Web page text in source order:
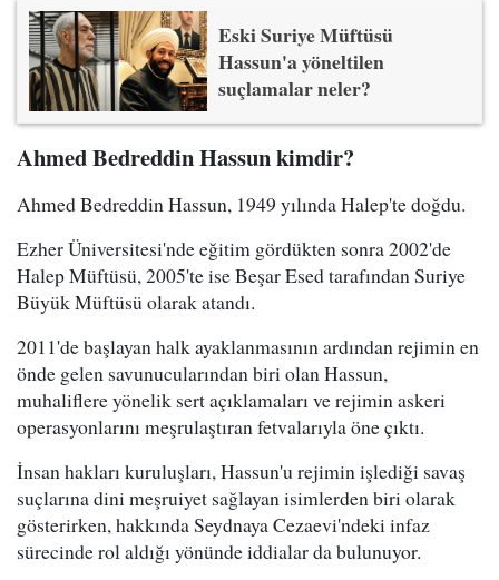
Eski Suriye Müftüsü
Hassun'a yöneltilen
suçlamalar neler?
Ahmed Bedreddin Hassun kimdir?
Ahmed Bedreddin Hassun, 1949 yılında Halep'te doğdu.
Ezher Üniversitesi'nde eğitim gördükten sonra 2002'de
Halep Müftüsü, 2005'te ise Beşar Esed tarafından Suriye
Büyük Müftüsü olarak atandı.
2011'de başlayan halk ayaklanmasının ardından rejimin en
önde gelen savunucularından biri olan Hassun,
muhaliflere yönelik sert açıklamaları ve rejimin askeri
operasyonlarını meşrulaştıran fetvalarıyla öne çıktı.
İnsan hakları kuruluşları, Hassun'u rejimin işlediği savaş
suçlarına dini meşruiyet sağlayan isimlerden biri olarak
gösterirken, hakkında Seydnaya Cezaevi'ndeki infaz
sürecinde rol aldığı yönünde iddialar da bulunuyor.